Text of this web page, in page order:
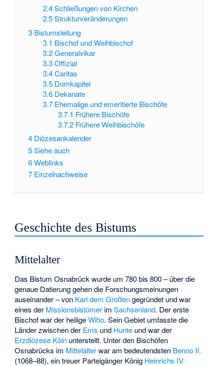
2.4 Schließungen von Kirchen
2.5 Strukturveränderungen
3 Bistumsleitung
3.1 Bischof und Weihbischof
3.2 Generalvikar
3.3 Offizial
3.4 Caritas
3.5 Domkapitel
3.6 Dekanate
3.7 Ehemalige und emeritierte Bischöfe
3.7.1 Frühere Bischöfe
3.7.2 Frühere Weihbischöfe
4 Diözesankalender
5Siehe auch
6Weblinks
7 Einzelnachweise
Geschichte des Bistums
Mittelalter
Das Bistum Osnabrück wurde um 780 bis 800 – über die
genaue Datierung gehen die Forschungsmeinungen
auseinander – von Karl dem Großengegründet und war
eines der Missionsbistümer imSachsenland. Der erste
Bischof war der heiligeWiho. Sein Gebiet umfasste die
Länder zwischen der Ems und Hunte und war der
Erzdiözese Köln unterstellt. Unter den Bischöfen
Osnabrücks im Mittelalterwar am bedeutendsten Benno II.
(1068–88), ein treuer Parteigänger König Heinrichs IV.